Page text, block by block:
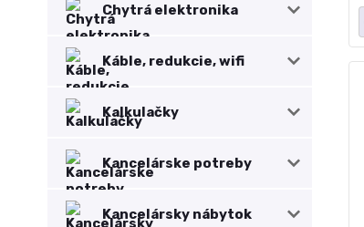
Chytrá elektronika
Káble, redukcie, wifi
Kalkulačky
Kancelárske potreby
Kancelársky nábytok